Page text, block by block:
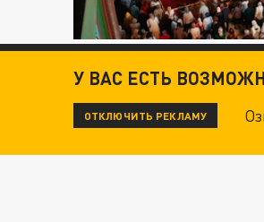
У ВАС ЕСТЬ
ОТКЛЮЧИТЬ РЕКЛАМУ